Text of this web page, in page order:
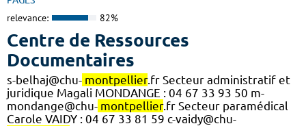
relevance: 82%
Centre de Ressources
Documentaires
s-belhaj@chu- montpellier.fr Secteur administratif et
juridique Magali MONDANGE : 04 67 33 93 50 m-
mondange@chu- montpellier.fr Secteur paramédical
Carole VAIDY : 04 67 33 81 59 c-vaidy@chu-